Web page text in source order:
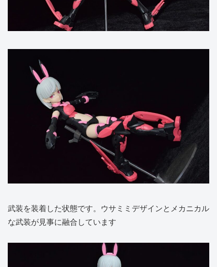
武装を装着した状態です。ウサミミデザインとメカニカル
な武装が見事に融合しています